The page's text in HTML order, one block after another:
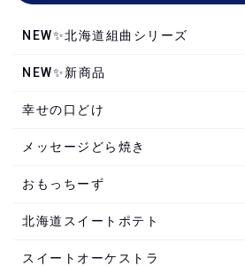
NEW✨北海道組曲シリーズ
NEW✨新商品
幸せの口どけ
メッセージどら焼き
おもっちーず
北海道スイートポテト
スイートオーケストラ